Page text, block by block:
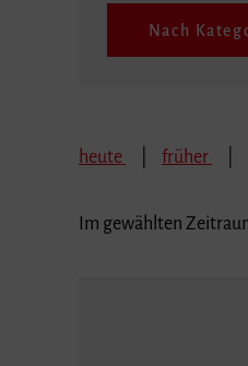
Nach
heute früher
Im gewählten